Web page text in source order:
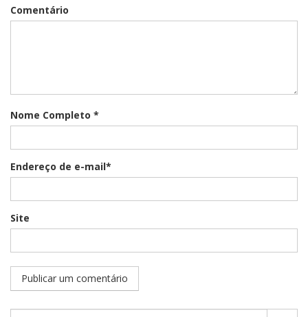
Comentário
Nome Completo *
Endereço de e-mail*
Site